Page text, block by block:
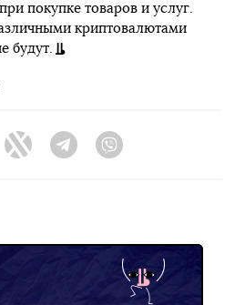
покупке товаров и услуг.
криптовалютами
будут.
Twitter Telegram